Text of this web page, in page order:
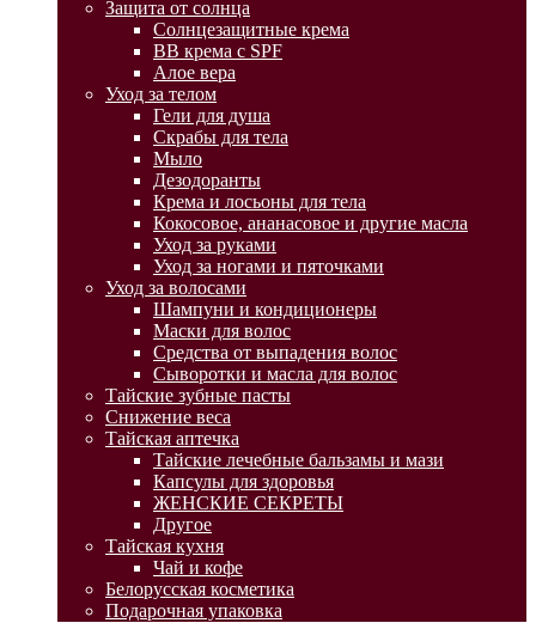
Защита от солнца
Солнцезащитные крема
BB крема с SPF
Алое вера
Уход за телом
Гели для душа
Скрабы для тела
Мыло
Дезодоранты
Крема и лосьоны для тела
Кокосовое, ананасовое и другие масла
Уход за руками
Уход за ногами и пяточками
Уход за волосами
Шампуни и кондиционеры
Маски для волос
Средства от выпадения волос
Сыворотки и масла для волос
Тайские зубные пасты
Снижение веса
Тайская аптечка
Тайские лечебные бальзамы и мази
Капсулы для здоровья
ЖЕНСКИЕ СЕКРЕТЫ
Другое
Тайская кухня
Чай и кофе
Белорусская косметика
Подарочная упаковка